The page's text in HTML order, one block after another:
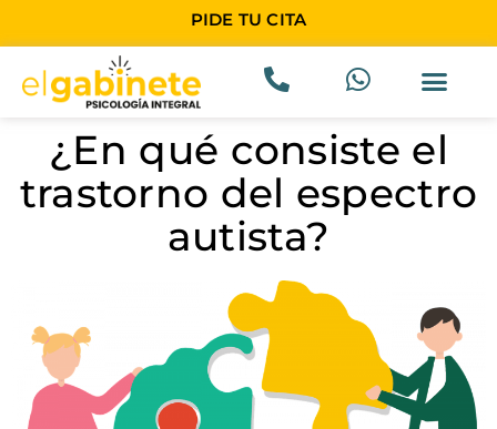
PIDE TU CITA
¿En qué consiste el
trastorno del espectro
autista?